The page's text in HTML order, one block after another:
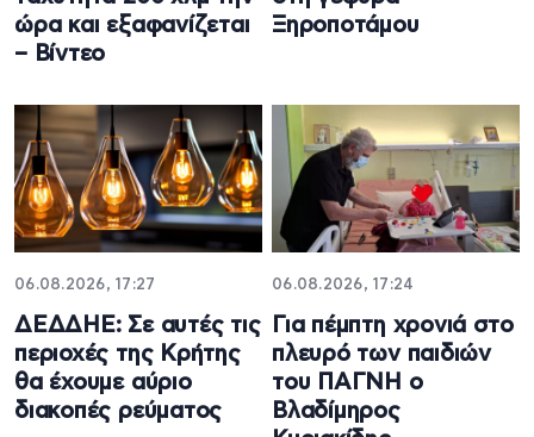
ώρα και εξαφανίζεται
– Βίντεο
Ξηροποτάμου
06.08.2026, 17:27
ΔΕΔΔΗΕ: Σε αυτές τις
περιοχές της Κρήτης
θα έχουμε αύριο
διακοπές ρεύματος
06.08.2026, 17:24
Για πέμπτη χρονιά στο
πλευρό των παιδιών
του ΠΑΓΝΗ ο
Βλαδίμηρος